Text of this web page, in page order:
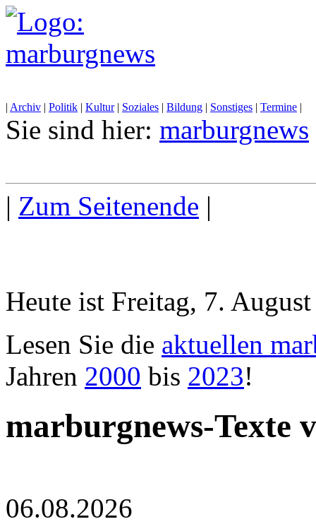
| Archiv | Politik | Kultur| Soziales | Bildung | Sonstiges | Termine |
Sie sind hier: marburgnews
| Zum Seitenende |
Heute ist Freitag, 7.
Lesen Sie die aktuellen
Jahren 2000 bis 2023!
marburgnews-Texte
06.08.2026